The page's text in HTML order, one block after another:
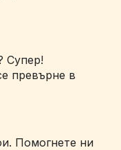
Супер!
превърне в
Помогнете ни